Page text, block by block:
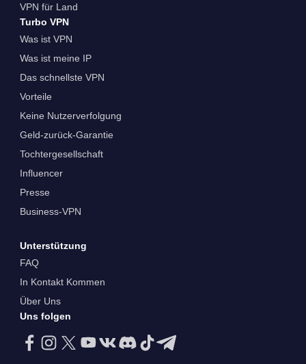
VPN für Land
Turbo VPN
Was ist VPN
Was ist meine IP
Das schnellste VPN
Vorteile
Keine Nutzerverfolgung
Geld-zurück-Garantie
Tochtergesellschaft
Influencer
Presse
Business-VPN
Unterstützung
FAQ
In Kontakt Kommen
Über Uns
Uns folgen